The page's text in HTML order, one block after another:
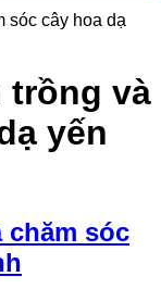
sóc cây hoa dạ
trồng và
yến
chăm sóc